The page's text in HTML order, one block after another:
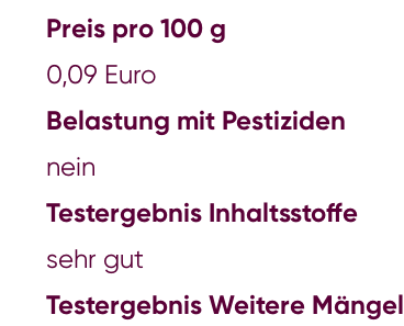
Preis pro 100 g
0,09 Euro
Belastung mit Pestiziden
nein
Testergebnis Inhaltsstoffe
sehr gut
Testergebnis Weitere Mängel